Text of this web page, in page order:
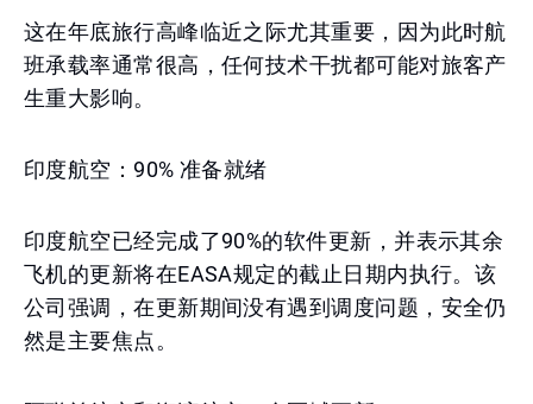
这在年底旅行高峰临近之际尤其重要，因为此时航
班承载率通常很高，任何技术干扰都可能对旅客产
生重大影响。
印度航空：90% 准备就绪
印度航空已经完成了90%的软件更新，并表示其余
飞机的更新将在EASA规定的截止日期内执行。该
公司强调，在更新期间没有遇到调度问题，安全仍
然是主要焦点。